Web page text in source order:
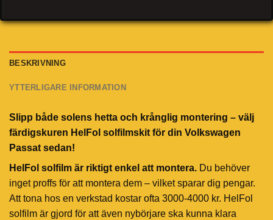
BESKRIVNING
YTTERLIGARE INFORMATION
Slipp både solens hetta och krånglig montering – välj
färdigskuren HelFol solfilmskit för din Volkswagen
Passat sedan!
HelFol solfilm är riktigt enkel att montera. Du behöver
inget proffs för att montera dem – vilket sparar dig pengar.
Att tona hos en verkstad kostar ofta 3000-4000 kr. HelFol
solfilm är gjord för att även nybörjare ska kunna klara